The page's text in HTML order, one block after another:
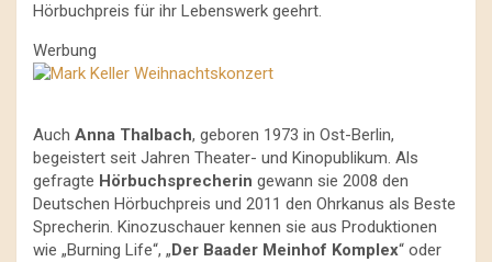
Hörbuchpreis für ihr Lebenswerk geehrt.
Werbung
Auch Anna Thalbach, geboren 1973 in Ost-Berlin,
begeistert seit Jahren Theater- und Kinopublikum. Als
gefragte Hörbuchsprecherin gewann sie 2008 den
Deutschen Hörbuchpreis und 2011 den Ohrkanus als Beste
Sprecherin. Kinozuschauer kennen sie aus Produktionen
wie „Burning Life“, „Der Baader Meinhof Komplex“ oder